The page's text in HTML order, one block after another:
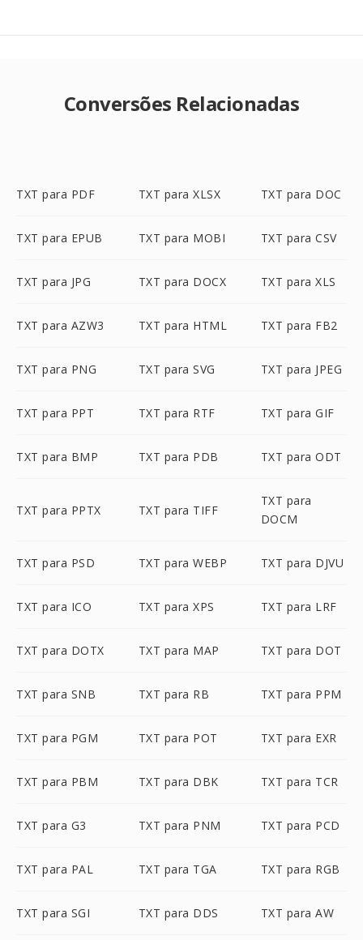
Conversões Relacionadas
TXT para PDF TXT para XLSX TXT para DOC
TXT para EPUB TXT para MOBI TXT para CSV
TXT para JPG TXT para DOCX TXT para XLS
TXT para AZW3 TXT para HTML TXT para FB2
TXT para PNG TXT para SVG TXT para JPEG
TXT para PPT TXT para RTF TXT para GIF
TXT para BMP TXT para PDB TXT para ODT
TXT para PPTX TXT para TIFF
TXT para
DOCM
TXT para PSD TXT para WEBP TXT para DJVU
TXT para ICO TXT para XPS TXT para LRF
TXT para DOTX TXT para MAP TXT para DOT
TXT para SNB TXT para RB TXT para PPM
TXT para PGM TXT para POT TXT para EXR
TXT para PBM TXT para DBK TXT para TCR
TXT para G3 TXT para PNM TXT para PCD
TXT para PAL TXT para TGA TXT para RGB
TXT para SGI TXT para DDS TXT para AW